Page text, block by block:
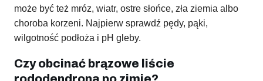
może być też mróz, wiatr, ostre słońce, zła ziemia albo
choroba korzeni. Najpierw sprawdź pędy, pąki,
wilgotność podłoża i pH gleby.
Czy obcinać brązowe liście